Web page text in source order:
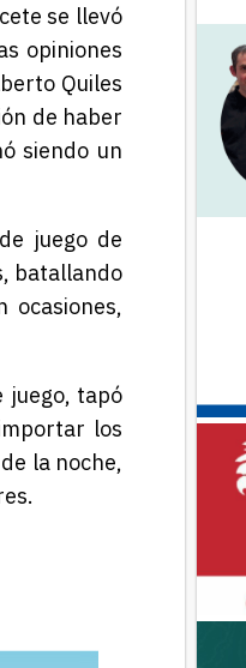
se llevó
opiniones
Quiles
de haber
siendo un
juego de
batallando
juego, tapó
los
la noche,